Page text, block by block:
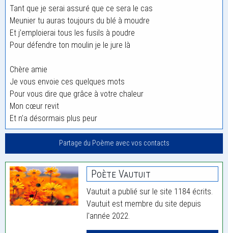
Tant que je serai assuré que ce sera le cas
Meunier tu auras toujours du blé à moudre
Et j’emploierai tous les fusils à poudre
Pour défendre ton moulin je le jure là
Chère amie
Je vous envoie ces quelques mots
Pour vous dire que grâce à votre chaleur
Mon cœur revit
Et n’a désormais plus peur
Partage du Poème avec vos contacts
Poète Vautuit
Vautuit a publié sur le site 1184 écrits.
Vautuit est membre du site depuis
l'année 2022.